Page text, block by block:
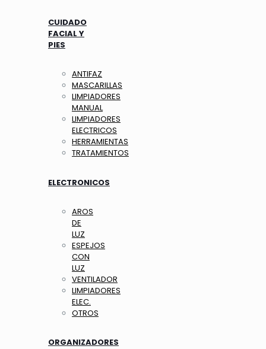
CUIDADO
FACIAL Y
PIES
ANTIFAZ
MASCARILLAS
LIMPIADORES
MANUAL
LIMPIADORES
ELECTRICOS
HERRAMIENTAS
TRATAMIENTOS
ELECTRONICOS
AROS
DE
LUZ
ESPEJOS
CON
LUZ
VENTILADOR
LIMPIADORES
ELEC.
OTROS
ORGANIZADORES